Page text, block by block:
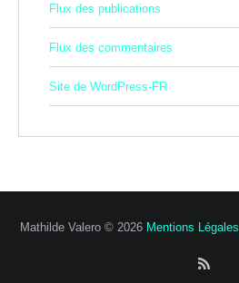
Flux des publications
Flux des commentaires
Site de WordPress-FR
Mathilde Valero © 2026 Mentions Légales